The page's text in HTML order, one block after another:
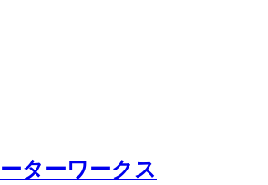
ターワークス